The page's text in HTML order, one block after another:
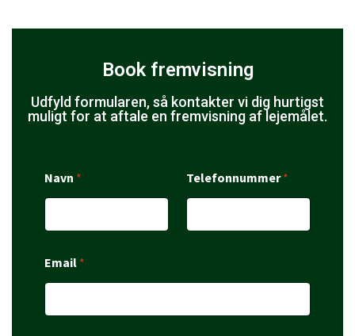
Book fremvisning
Udfyld formularen, så kontakter vi dig hurtigst
muligt for at aftale en fremvisning af lejemålet.
Navn * Telefonnummer*
Email *